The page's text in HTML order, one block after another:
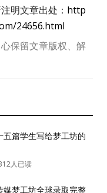
明文章出处： http
24656.html
保留文章版权、解
五篇学生写给梦工坊的
人已读
媒梦工坊全球录取完整